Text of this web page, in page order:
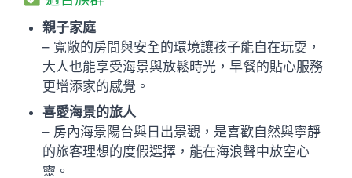
親子家庭
– 寬敞的房間與安全的環境讓孩子能自在玩耍，
大人也能享受海景與放鬆時光，早餐的貼心服務
更增添家的感覺。
喜愛海景的旅人
– 房內海景陽台與日出景觀，是喜歡自然與寧靜
的旅客理想的度假選擇，能在海浪聲中放空心
靈。